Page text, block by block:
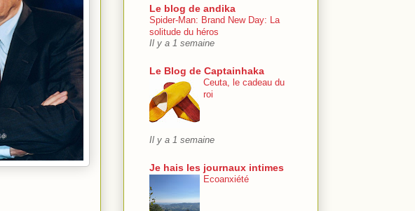
Le blog de andika
Spider-Man: Brand New Day: La
solitude du héros
Il y a 1 semaine
Le Blog de Captainhaka
Ceuta, le cadeau du
roi
Il y a 1 semaine
Je hais les journaux intimes
Ecoanxiété